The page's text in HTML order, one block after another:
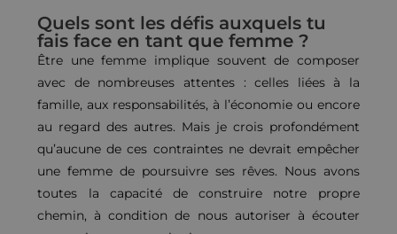
Quels sont les défis auxquels tu
fais face en tant que femme ?
Être une femme implique souvent de composer
avec de nombreuses attentes : celles liées à la
famille, aux responsabilités, à l’économie ou encore
au regard des autres. Mais je crois profondément
qu’aucune de ces contraintes ne devrait empêcher
une femme de poursuivre ses rêves. Nous avons
toutes la capacité de construire notre propre
chemin, à condition de nous autoriser à écouter